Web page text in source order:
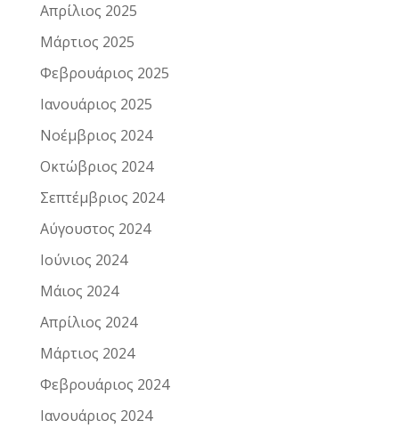
Απρίλιος 2025
Μάρτιος 2025
Φεβρουάριος 2025
Ιανουάριος 2025
Νοέμβριος 2024
Οκτώβριος 2024
Σεπτέμβριος 2024
Αύγουστος 2024
Ιούνιος 2024
Μάιος 2024
Απρίλιος 2024
Μάρτιος 2024
Φεβρουάριος 2024
Ιανουάριος 2024